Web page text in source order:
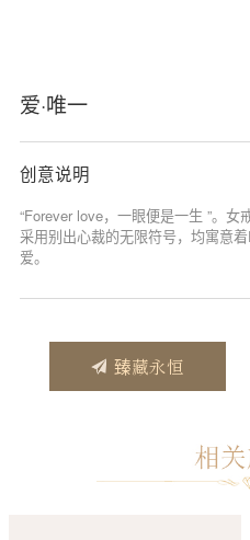
爱·唯一
创意说明
“Forever love，一眼便是一生 ”。
采用别出心裁的无限符号，均寓意
爱。
臻藏永恒